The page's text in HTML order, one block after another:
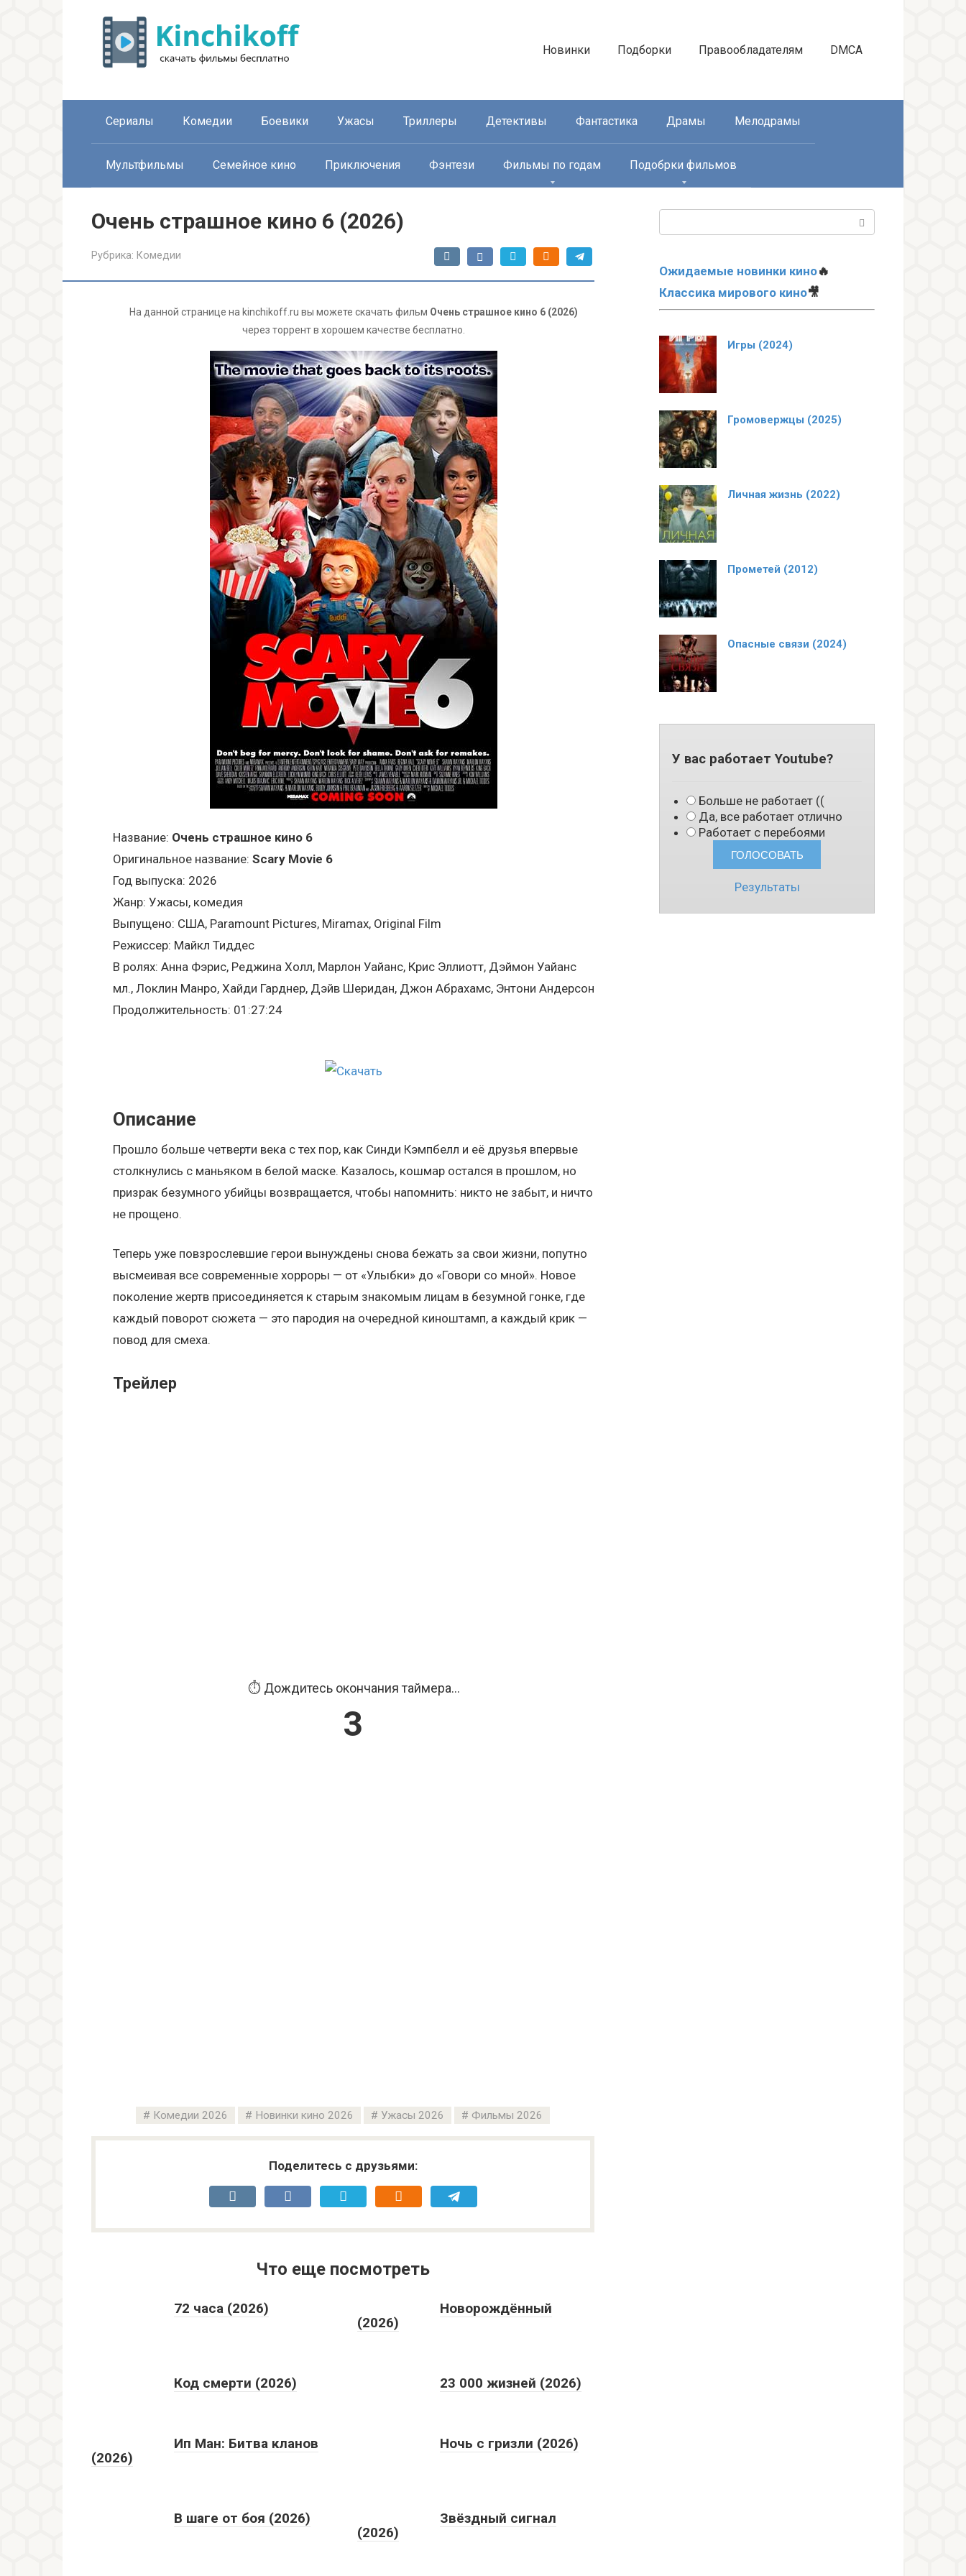
Новинки Подборки Правообладателям DMCA
Сериалы Комедии Боевики Ужасы Триллеры Детективы Фантастика Драмы Мелодрамы
Мультфильмы Семейное кино Приключения Фэнтези Фильмы по годам Подобрки фильмов
Очень страшное кино 6 (2026)
Рубрика: Комедии
На данной странице на kinchikoff.ru вы можете скачать фильм Очень страшное кино 6 (2026)
через торрент в хорошем качестве бесплатно.
Название: Очень страшное кино 6
Оригинальное название: Scary Movie 6
Год выпуска: 2026
Жанр: Ужасы, комедия
Выпущено: США, Paramount Pictures, Miramax, Original Film
Режиссер: Майкл Тиддес
В ролях: Анна Фэрис, Реджина Холл, Марлон Уайанс, Крис Эллиотт, Дэймон Уайанс
мл., Локлин Манро, Хайди Гарднер, Дэйв Шеридан, Джон Абрахамс, Энтони Андерсон
Продолжительность: 01:27:24
Описание
Прошло больше четверти века с тех пор, как Синди Кэмпбелл и её друзья впервые
столкнулись с маньяком в белой маске. Казалось, кошмар остался в прошлом, но
призрак безумного убийцы возвращается, чтобы напомнить: никто не забыт, и ничто
не прощено.
Теперь уже повзрослевшие герои вынуждены снова бежать за свои жизни, попутно
высмеивая все современные хорроры — от «Улыбки» до «Говори со мной». Новое
поколение жертв присоединяется к старым знакомым лицам в безумной гонке, где
каждый поворот сюжета — это пародия на очередной киноштамп, а каждый крик —
повод для смеха.
Трейлер
⏱️ Дождитесь окончания таймера...
2
Комедии 2026 Новинки кино 2026 Ужасы 2026 Фильмы 2026
Поделитесь с друзьями:
Что еще посмотреть
72 часа (2026)
Новорождённый
(2026)
Код смерти (2026) 23 000 жизней (2026)
Ип Ман: Битва кланов
(2026)
Ночь с гризли (2026)
В шаге от боя (2026)
Звёздный сигнал
(2026)
Ожидаемые новинки кино🔥
Классика мирового кино🎥
Игры (2024)
Громовержцы (2025)
Личная жизнь (2022)
Прометей (2012)
Опасные связи (2024)
У вас работает Youtube?
Больше не работает ((
Да, все работает отлично
Работает с перебоями
Результаты